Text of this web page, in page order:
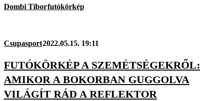
Dombi Tiborfutókörkép
Csupasport2022.05.15. 19:11
FUTÓKÖRKÉP A SZEMÉTSÉGEKRŐL:
AMIKOR A BOKORBAN GUGGOLVA
VILÁGÍT RÁD A REFLEKTOR